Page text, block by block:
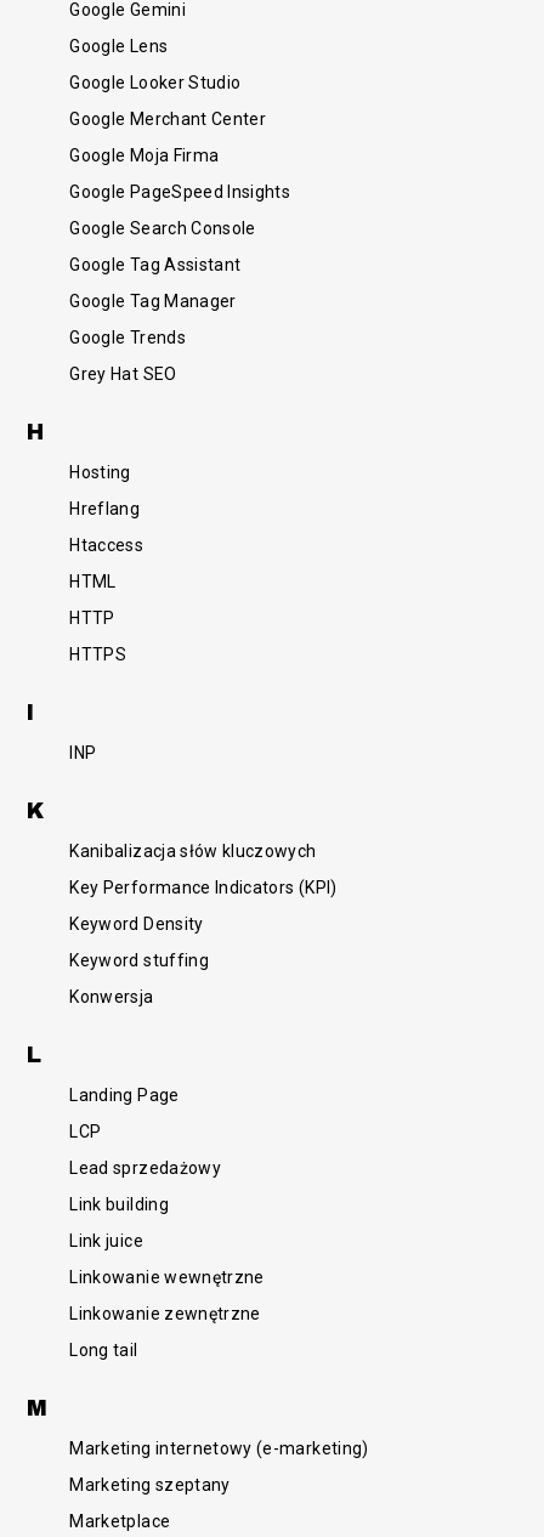
Google Gemini
Google Lens
Google Looker Studio
Google Merchant Center
Google Moja Firma
Google PageSpeed Insights
Google Search Console
Google Tag Assistant
Google Tag Manager
Google Trends
Grey Hat SEO
H
Hosting
Hreflang
Htaccess
HTML
HTTP
HTTPS
I
INP
K
Kanibalizacja słów kluczowych
Key Performance Indicators (KPI)
Keyword Density
Keyword stuffing
Konwersja
L
Landing Page
LCP
Lead sprzedażowy
Link building
Link juice
Linkowanie wewnętrzne
Linkowanie zewnętrzne
Long tail
M
Marketing internetowy (e-marketing)
Marketing szeptany
Marketplace